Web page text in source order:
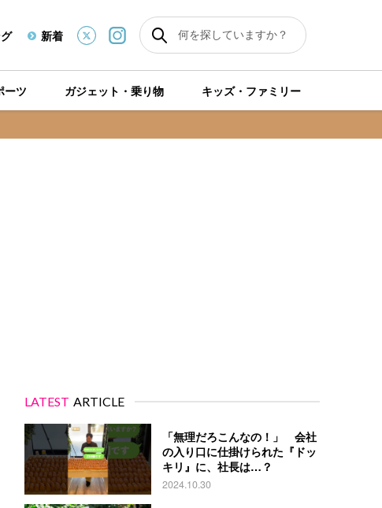
新着
ーツ ガジェット・乗り物 キッズ・ファミリー
LATEST ARTICLE
「無理だろこんなの！」 会社
の入り口に仕掛けられた『ドッ
キリ』に、社長は…？
2024.10.30